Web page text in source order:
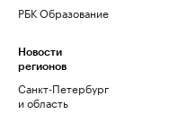
РБК Образование
Новости
регионов
Санкт-Петербург
и область